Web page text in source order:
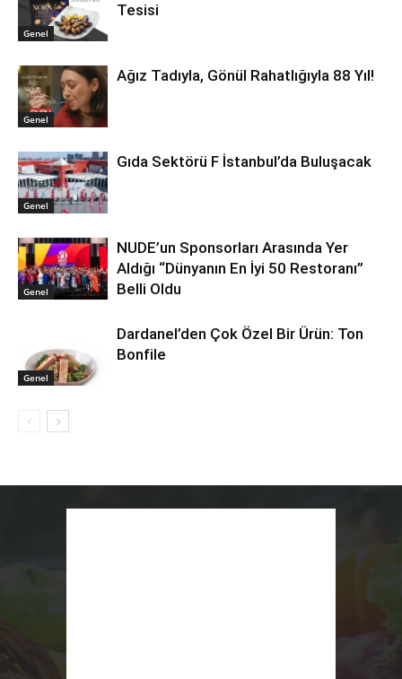
Genel
Tesisi
Genel
Ağız Tadıyla, Gönül Rahatlığıyla 88 Yıl!
Genel
Gıda Sektörü F İstanbul’da Buluşacak
Genel
NUDE’un Sponsorları Arasında Yer
Aldığı “Dünyanın En İyi 50 Restoranı”
Belli Oldu
Genel
Dardanel’den Çok Özel Bir Ürün: Ton
Bonfile